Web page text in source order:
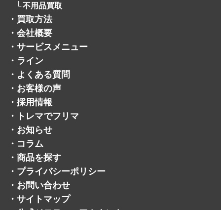
不用品買取
・ 買取方法
・ 会社概要
・ サービスメニュー
・ ライン
・ よくある質問
・ お客様の声
・ 採用情報
・
トレマでフリマ
・ お知らせ
・ コラム
・ 商品を探す
・ プライバシーポリシー
・ お問い合わせ
・ サイトマップ